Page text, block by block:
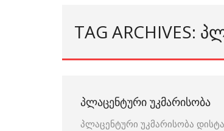
TAG ARCHIVES:
ᲞᲚᲐᲪᲔᲜᲢᲣᲠᲘ ᲣᲙᲛᲐᲠᲘᲡᲝᲑᲐ
პლაცენტური უკმარისობა